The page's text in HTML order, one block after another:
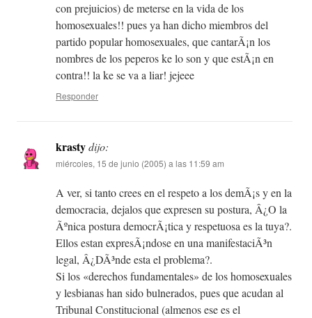
con prejuicios) de meterse en la vida de los
homosexuales!! pues ya han dicho miembros del
partido popular homosexuales, que cantarÃ¡n los
nombres de los peperos ke lo son y que estÃ¡n en
contra!! la ke se va a liar! jejeee
Responder
krastydijo:
miércoles, 15 de junio (2005) a las 11:59 am
A ver, si tanto crees en el respeto a los demÃ¡s y en la
democracia, dejalos que expresen su postura, Â¿O la
Ãºnica postura democrÃ¡tica y respetuosa es la tuya?.
Ellos estan expresÃ¡ndose en una manifestaciÃ³n
legal, Â¿DÃ³nde esta el problema?.
Si los «derechos fundamentales» de los homosexuales
y lesbianas han sido bulnerados, pues que acudan al
Tribunal Constitucional (almenos ese es el